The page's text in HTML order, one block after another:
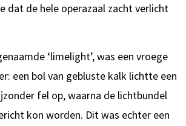
dat de hele operazaal zacht verlicht
‘limelight’, was een vroege
een bol van gebluste kalk lichtte een
fel op, waarna de lichtbundel
kon worden. Dit was echter een